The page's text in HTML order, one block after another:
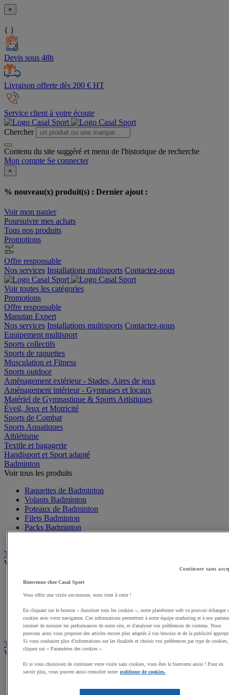
×
{ }
Devis sous 48h
Livraison offerte dès 200 € HT
Service client à votre écoute
Chercher
Contenu du site suggéré et menu de l'historique de recherche
Mon compte Se connecter
×
% nouveau(x) produit(s) : Dernier ajout :
Voir mon panier
Poursuivre mes achats
Tous nos produits
Promotions
Offre responsable
Nos services Installations multisports Contactez-nous
Voir toutes les catégories
Promotions
Offre responsable
Manutan Expert
Nos services Installations multisports Contactez-nous
Equipement multisport
Sports collectifs
Sports de raquettes
Musculation et Fitness
Sports outdoor
Aménagement extérieur - Stades, Aires de jeux
Aménagement intérieur - Gymnases et locaux
Matériel de Gymnastique & Sports Artistiques
Éveil, Jeux et Motricité
Sports de Combat
Sports Aquatiques
Athlétisme
Textile et bagagerie
Handisport et Sport adapté
Badminton
Voir tous les produits
Raquettes de Badminton
Volants Badminton
Poteaux de Badminton
Filets Badminton
Packs Badminton
Tennis de table
Voir tous les produits
Raquettes de Tennis de table
Tables de Tennis de table
Filets, Poteaux Tennis de table
Packs Tennis de table
Accessoires Tennis de table
Tennis
Voir tous les produits
Raquette de Tennis
Continuer sans
Bienvenue chez Casal Sport
Vous offrir une visite sur-mesure, nous tient à cœur !
En cliquant sur le bouton « Autoriser tous les cookies », notre plateforme web va pouvoir échanger
cookies avec votre navigateur. Ces informations permettent à notre équipe marketing et à nos
internet de mesurer les performances de notre site, et d'analyser vos préférences de contenu. Nous
pouvons ainsi vous proposer des articles encore plus adaptés à vos besoins et de la publicité
Si vous souhaitez plus d'informations sur les finalités et choisir vos préférences par type de cookies,
cliquez sur « Paramètres des cookies ».
Et si vous choisissez de continuer votre visite sans cookies, vous êtes le bienvenu aussi ! Pour en
savoir plus, vous pouvez aussi consulter notre politique de cookies.